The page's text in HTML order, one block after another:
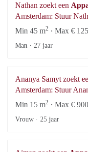
Nathan zoekt een
Amsterdam: Stuur
Min 45 m2 · Max €
Man · 27 jaar
Ananya Samyt zoekt
Amsterdam: Stuur
Min 15 m2 · Max € 900
Vrouw · 25 jaar